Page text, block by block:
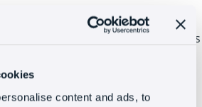
content and ads, to
al cliente visual dentro de tu app
Si tienes alguna duda, puedes